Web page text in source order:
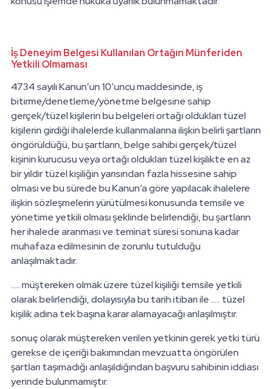
İş Deneyim Belgesi Kullanılan Ortağın Münferiden
Yetkili Olmaması
4734 sayılı Kanun’un 10’uncu maddesinde, iş
bitirme/denetleme/yönetme belgesine sahip
gerçek/tüzel kişilerin bu belgeleri ortağı oldukları tüzel
kişilerin girdiği ihalelerde kullanmalarına ilişkin belirli şartların
öngörüldüğü, bu şartların, belge sahibi gerçek/tüzel
kişinin kurucusu veya ortağı oldukları tüzel kişilikte en az
bir yıldır tüzel kişiliğin yarısından fazla hissesine sahip
olması ve bu sürede bu Kanun’a göre yapılacak ihalelere
ilişkin sözleşmelerin yürütülmesi konusunda temsile ve
yönetime yetkili olması şeklinde belirlendiği, bu şartların
her ihalede aranması ve teminat süresi sonuna kadar
muhafaza edilmesinin de zorunlu tutulduğu
anlaşılmaktadır.
..... müştereken olmak üzere tüzel kişiliği temsile yetkili
olarak belirlendiği, dolayısıyla bu tarih itibarı ile ..... tüzel
kişilik adına tek başına karar alamayacağı anlaşılmıştır.
sonuç olarak müştereken verilen yetkinin gerek yetki türü
gerekse de içeriği bakımından mevzuatta öngörülen
şartları taşımadığı anlaşıldığından başvuru sahibinin iddiası
yerinde bulunmamıştır.